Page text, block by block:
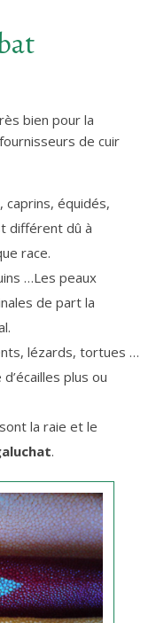
bien pour la
de cuir
caprins, équidés,
différent dû à
race.
…Les peaux
de part la
lézards, tortues …
plus ou
la raie et le
.